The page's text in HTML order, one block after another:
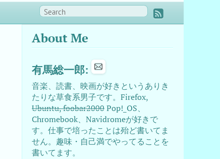
About Me
有馬総一郎:
音楽、読書、映画が好きというありき
たりな草食系男子です。Firefox,
Ubuntu, foobar2000Pop!_OS、
Chromebook、Navidromeが好きで
す。仕事で培ったことは殆ど書いてま
せん。趣味・自己満でやってることを
書いてます。